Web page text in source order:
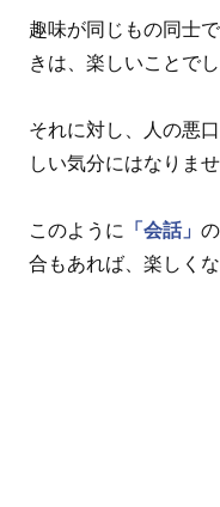
趣味が同じもの同士
きは、楽しいことでし
それに対し、人の悪
しい気分にはなりませ
このように 「会話」
合もあれば、楽しく